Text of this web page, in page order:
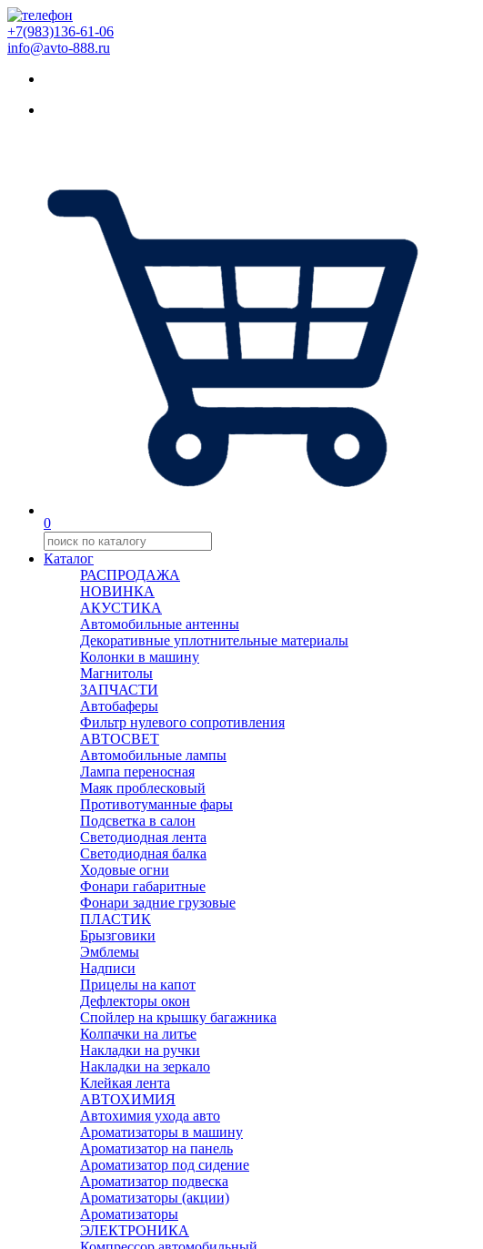
+7(983)136-61-06
info@avto-888.ru
0
Каталог
РАСПРОДАЖА
НОВИНКА
АКУСТИКА
Автомобильные антенны
Декоративные уплотнительные материалы
Колонки в машину
Магнитолы
ЗАПЧАСТИ
Автобаферы
Фильтр нулевого сопротивления
АВТОСВЕТ
Автомобильные лампы
Лампа переносная
Маяк проблесковый
Противотуманные фары
Подсветка в салон
Светодиодная лента
Светодиодная балка
Ходовые огни
Фонари габаритные
Фонари задние грузовые
ПЛАСТИК
Брызговики
Эмблемы
Надписи
Прицелы на капот
Дефлекторы окон
Спойлер на крышку багажника
Колпачки на литье
Накладки на ручки
Накладки на зеркало
Клейкая лента
АВТОХИМИЯ
Автохимия ухода авто
Ароматизаторы в машину
Ароматизатор на панель
Ароматизатор под сидение
Ароматизатор подвеска
Ароматизаторы (акции)
Ароматизаторы
ЭЛЕКТРОНИКА